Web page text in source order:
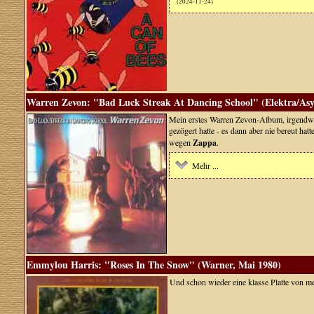
Warren Zevon: "Bad Luck Streak At Dancing School" (Elektra/
Mein erstes Warren Zevon-Album,
gezögert hatte - es dann aber nie bereut
wegen Zappa.
Mehr ...
Emmylou Harris: "Roses In The Snow" (Warner, Mai 1980)
Und schon wieder eine klasse Platte von